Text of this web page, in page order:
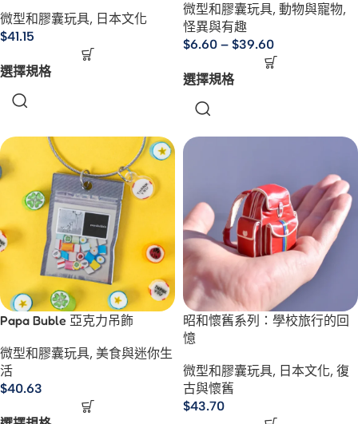
微型和膠囊玩具, 日本文化
$41.15
選擇規格
微型和膠囊玩具, 動物與寵物,
怪異與有趣
$6.60 – $39.60
選擇規格
Papa Buble 亞克力吊飾
微型和膠囊玩具, 美食與迷你生
活
$40.63
昭和懷舊系列：學校旅行的回
憶
微型和膠囊玩具, 日本文化, 復
古與懷舊
$43.70